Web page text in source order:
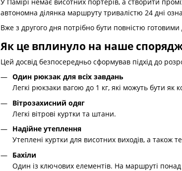
автономна ділянка маршруту тривалістю 24 дні
Вже з другого дня потрібно бути повністю
Як це вплинуло на наше
Цей досвід безпосередньо сформував підхід до
Один рюкзак для всіх завдань
Легкі рюкзаки вагою до 1 кг, які можуть бути
Вітрозахисний одяг
Легкі вітрові куртки та штани.
Надійне утеплення
Утеплені куртки для висотних виходів, а також
Бахіли
Один із ключових елементів. На маршруті